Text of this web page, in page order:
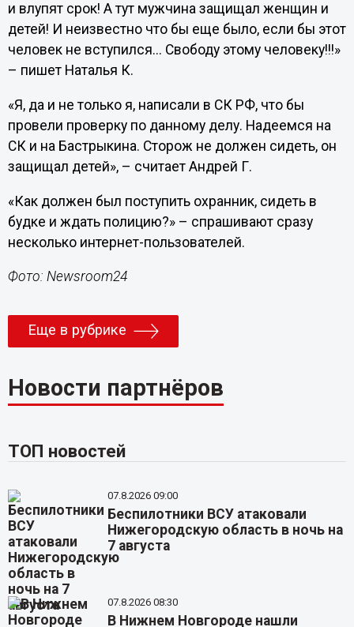
и влупят срок! А тут мужчина защищал женщин и
детей! И неизвестно что бы еще было, если бы этот
человек не вступился... Свободу этому человеку!!!»
– пишет Наталья К.
«Я, да и не только я, написали в СК РФ, что бы
провели проверку по данному делу. Надеемся на
СК и на Бастрыкина. Сторож не должен сидеть, он
защищал детей», – считает Андрей Г.
«Как должен был поступить охранник, сидеть в
будке и ждать полицию?» – спрашивают сразу
несколько интернет-пользователей.
Фото: Newsroom24
Еще в рубрике
Новости партнёров
ТОП новостей
07.8.2026 09:00
Беспилотники ВСУ атаковали
Нижегородскую область в ночь на
7 августа
07.8.2026 08:30
В Нижнем Новгороде нашли